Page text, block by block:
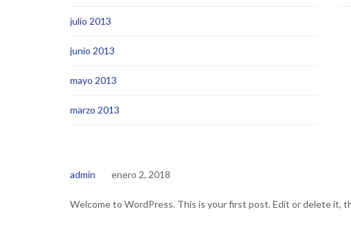
julio 2013
junio 2013
mayo 2013
marzo 2013
admin enero 2, 2018
Welcome to WordPress. This is your first post. Edit or delete it,